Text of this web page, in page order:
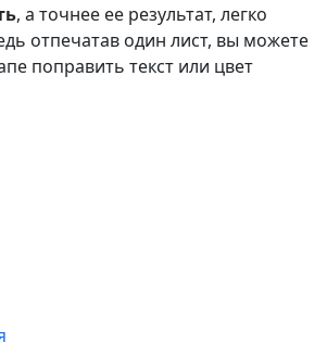
, а точнее ее результат, легко
отпечатав один лист, вы можете
поправить текст или цвет